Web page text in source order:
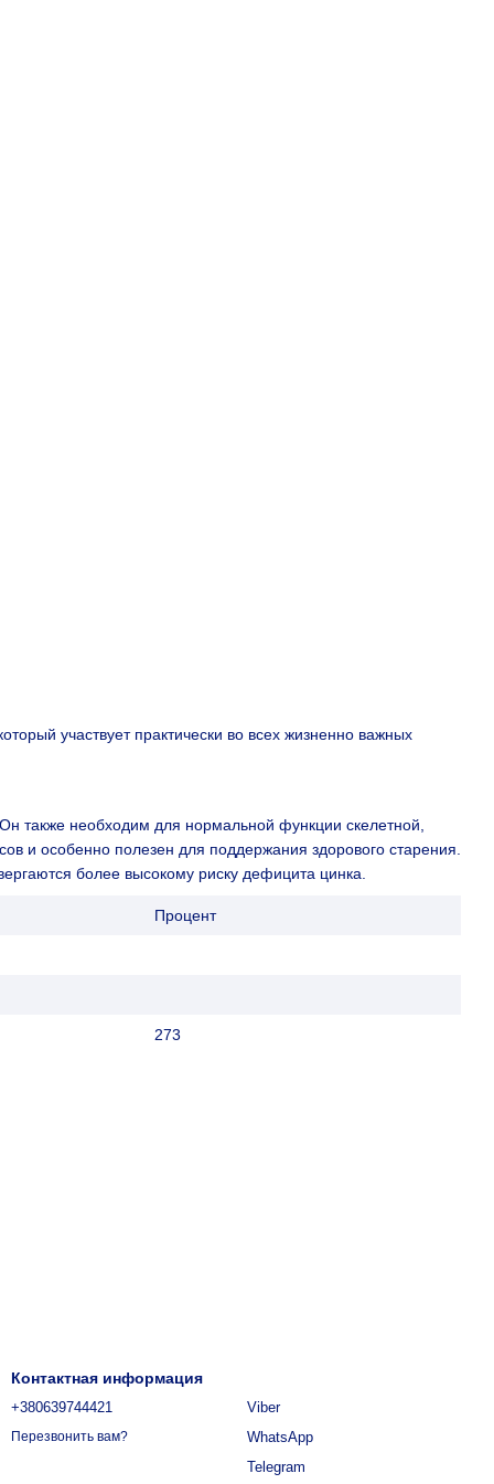
участвует практически во всех жизненно важных
также необходим для нормальной функции скелетной,
и особенно полезен для поддержания здорового старения.
более высокому риску дефицита цинка.
Процент
273
Контактная информация
+380639744421
Перезвонить вам?
Viber
WhatsApp
Telegram